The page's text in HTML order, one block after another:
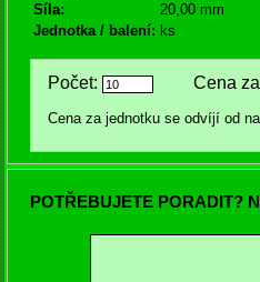
Síla:
20,00 mm
Jednotka / balení: ks
Počet: Cena za
Cena za jednotku se odvíjí od
POTŘEBUJETE PORADIT?